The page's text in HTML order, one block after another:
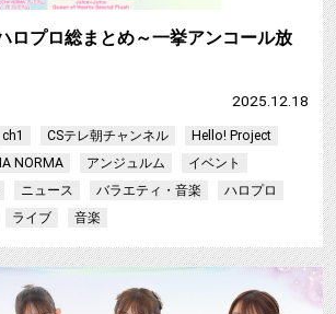
ロプロ総まとめ～一挙アンコール放
2025.12.18
ch1 CSテレ朝チャンネル
Hello! Project
NORMA アンジュルム
イベント
ニュース バラエティ・音楽
ハロプロ
ライブ 音楽